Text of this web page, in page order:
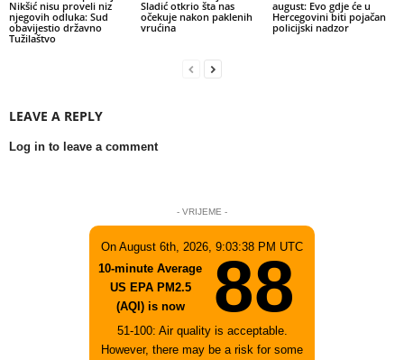
Nikšić nisu proveli niz
njegovih odluka: Sud
obavijestio državno
Tužilaštvo
Sladić otkrio šta nas
očekuje nakon paklenih
vrućina
august: Evo gdje će u
Hercegovini biti pojačan
policijski nadzor
LEAVE A REPLY
Log in to leave a comment
- VRIJEME -
On August 6th, 2026, 9:03:38 PM UTC
10-minute Average
US EPA PM2.5
(AQI) is now
88
51-100: Air quality is acceptable.
However, there may be a risk for some